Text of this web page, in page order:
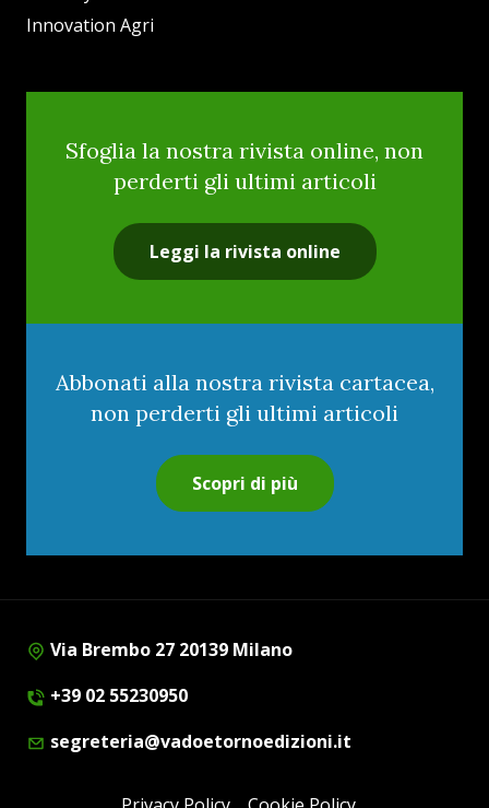
Innovation Agri
Sfoglia la nostra rivista online, non
perderti gli ultimi articoli
Leggi la rivista online
Abbonati alla nostra rivista cartacea,
non perderti gli ultimi articoli
Scopri di più
Via Brembo 27 20139 Milano
+39 02 55230950
segreteria@vadoetornoedizioni.it